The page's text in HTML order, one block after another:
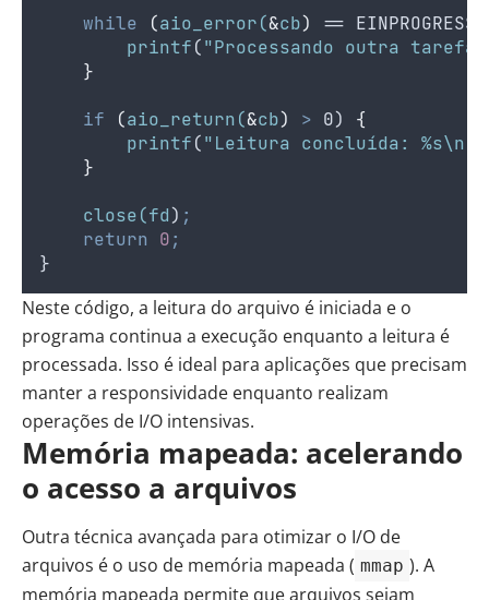
while (aio_error(&cb)
==
printf("Processando outra
}
if (aio_return(&cb) > 0) {
printf("Leitura concluída: %s\n"
}
close(fd) ;
return
0;
}
Neste código, a leitura do arquivo é iniciada e o
programa continua a execução enquanto a leitura é
processada. Isso é ideal para aplicações que precisam
manter a responsividade enquanto realizam
operações de I/O intensivas.
Memória mapeada: acelerando
o acesso a arquivos
Outra técnica avançada para otimizar o I/O de
arquivos é o uso de memória mapeada ( mmap ). A
memória mapeada permite que arquivos sejam